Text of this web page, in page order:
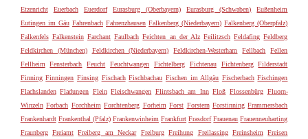
Etzenricht
Euerbach Euerdorf Eurasburg (Oberbayern) Eurasburg (Schwaben)
Eußenheim
Eutingen im Gäu Fahrenbach Fahrenzhausen Falkenberg (Niederbayern) Falkenberg (Oberpfalz)
Falkenfels Falkenstein Farchant Faulbach Feichten an der Alz Feilitzsch Feldafing Feldberg
Feldkirchen (München)
Feldkirchen (Niederbayern) Feldkirchen-Westerham Fellbach
Fellen
Fellheim
Fensterbach Feucht Feuchtwangen Fichtelberg Fichtenau Fichtenberg
Filderstadt
Finning Finningen Finsing Fischach Fischbachau Fischen im Allgäu Fischerbach Fischingen
Flachslanden Fladungen Flein Fleischwangen Flintsbach am Inn Floß Flossenbürg Fluorn-
Winzeln Forbach Forchheim Forchtenberg Forheim Forst Forstern Forstinning Frammersbach
Frankenhardt Frankenthal (Pfalz) Frankenwinheim Frankfurt Frasdorf Frauenau Frauenneuharting
Fraunberg Freiamt Freiberg am Neckar Freiburg Freihung Freilassing Freinsheim
Freisen